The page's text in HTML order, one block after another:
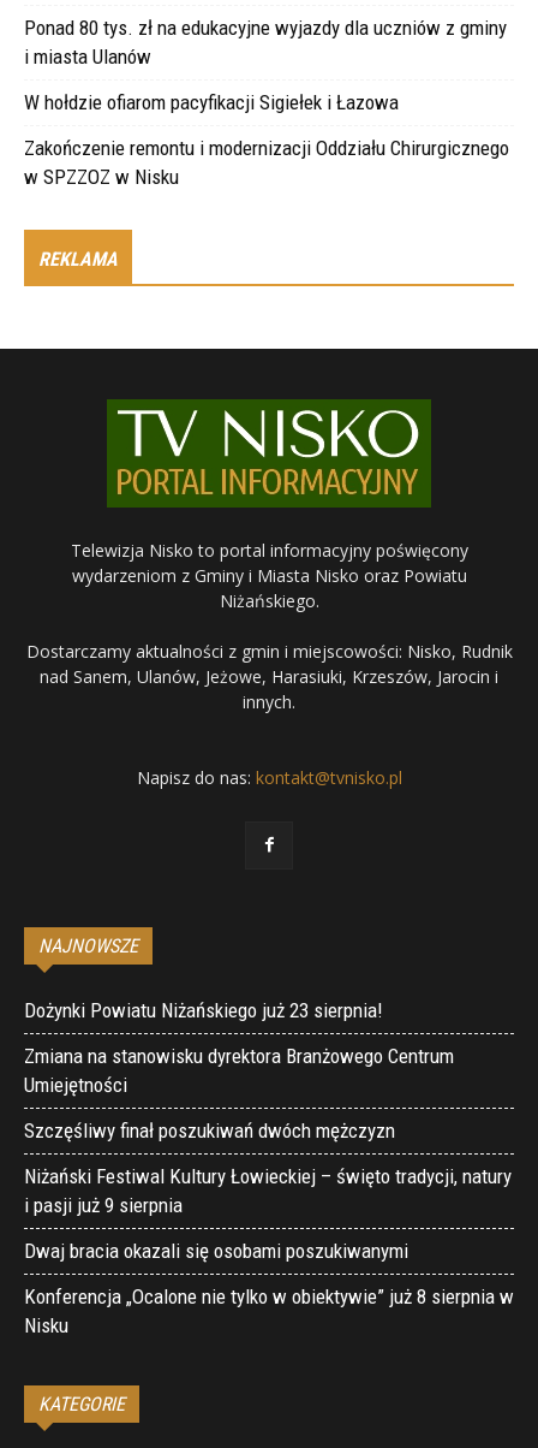
Ponad 80 tys. zł na edukacyjne wyjazdy dla uczniów z gminy
i miasta Ulanów
W hołdzie ofiarom pacyfikacji Sigiełek i Łazowa
Zakończenie remontu i modernizacji Oddziału Chirurgicznego
w SPZZOZ w Nisku
REKLAMA
Telewizja Nisko to portal informacyjny poświęcony
wydarzeniom z Gminy i Miasta Nisko oraz Powiatu
Niżańskiego.
Dostarczamy aktualności z gmin i miejscowości: Nisko, Rudnik
nad Sanem, Ulanów, Jeżowe, Harasiuki, Krzeszów, Jarocin i
innych.
Napisz do nas: kontakt@tvnisko.pl
NAJNOWSZE
Dożynki Powiatu Niżańskiego już 23 sierpnia!
Zmiana na stanowisku dyrektora Branżowego Centrum
Umiejętności
Szczęśliwy finał poszukiwań dwóch mężczyzn
Niżański Festiwal Kultury Łowieckiej – święto tradycji, natury
i pasji już 9 sierpnia
Dwaj bracia okazali się osobami poszukiwanymi
Konferencja „Ocalone nie tylko w obiektywie” już 8 sierpnia w
Nisku
KATEGORIE